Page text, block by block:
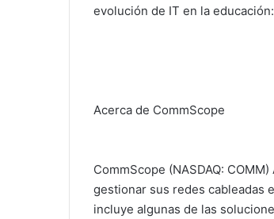
evolución de IT en la
Acerca de CommScope
CommScope (NASDAQ:
gestionar sus redes cableadas
incluye algunas de las